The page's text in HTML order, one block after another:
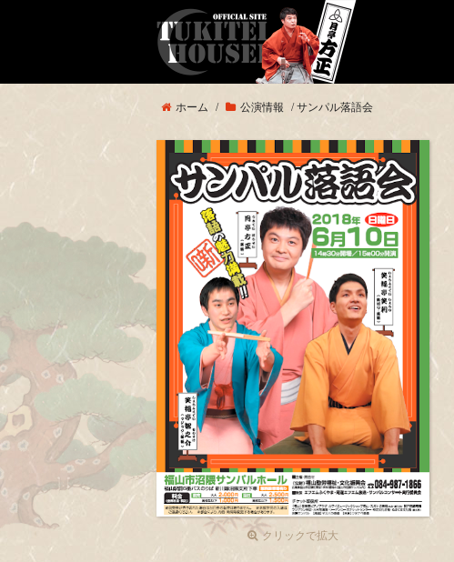
ホーム / 公演情報 /サンパル落語会
クリックで拡大